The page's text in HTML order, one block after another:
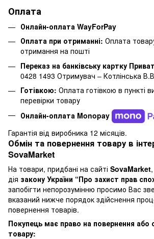
Оплата
Онлайн-оплата WayForPay
Оплата при отриманні: Оплата
отримання на пошті
Переказ на банківську картку
0428 1493 Отримувач – Котлінська
Готівкою: Оплата готівкою в пункті
перевірки товару
Онлайн-оплата Monopay
Гарантія від виробника 12 місяців.
Обмін та повернення товару в
SovaMarket
На товари, придбані на сайті SovaMarket
дія закону України “Про захист прав
запобігти непорозумінню просимо Вас
вказаний нижче порядок здійснення
повернення товарів.
Покупець має право на повернення або
товару: